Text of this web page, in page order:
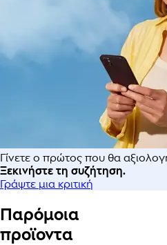
Γίνετε ο πρώτος που θα
Ξεκινήστε τη συζήτηση.
Γράψτε μια κριτική
Παρόμοια
προϊοντα